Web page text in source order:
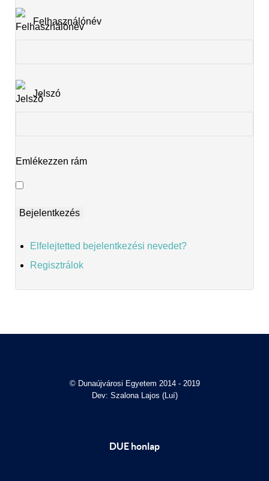
Felhasználónév
Jelszó
Emlékezzen rám
Elfelejtetted bejelentkezési nevedet?
Regisztrálok
© Dunaújvárosi Egyetem 2014 - 2019
Dev: Szalona Lajos (Luí)
DUE honlap